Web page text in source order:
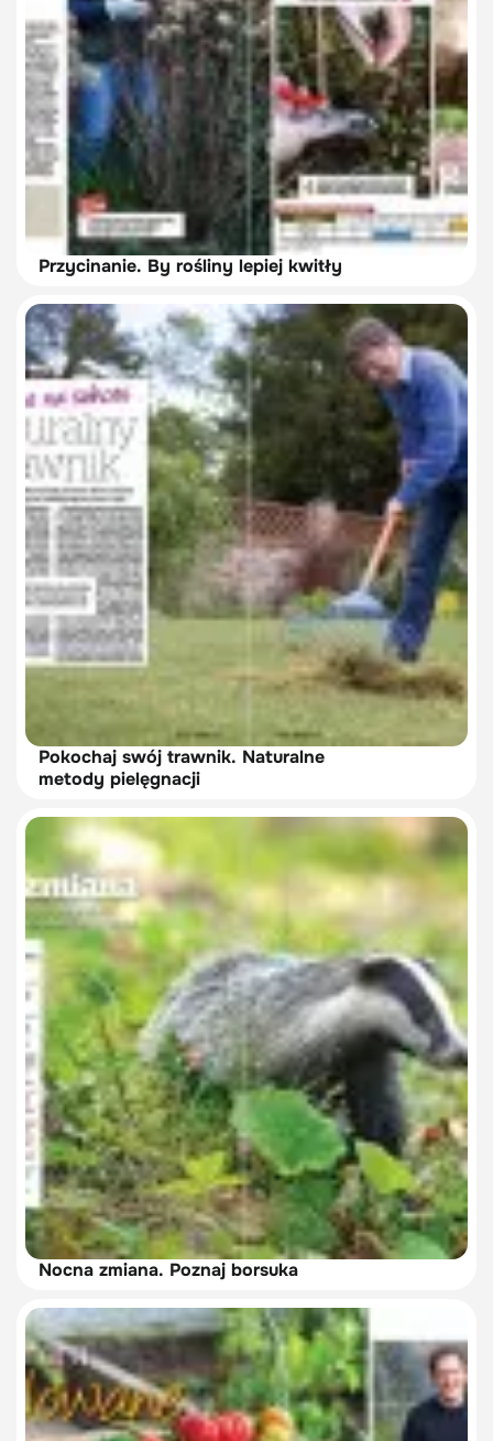
Przycinanie. By rośliny lepiej kwitły
Pokochaj swój trawnik. Naturalne
metody pielęgnacji
Nocna zmiana. Poznaj borsuka